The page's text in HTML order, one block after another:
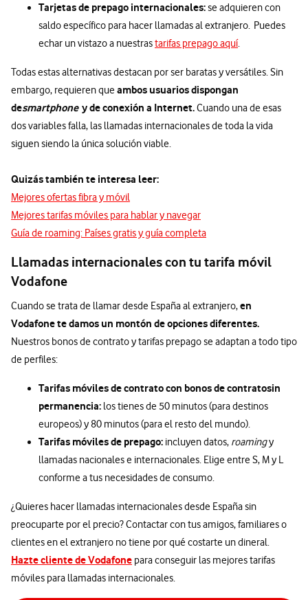
Tarjetas de prepago internacionales:se adquieren con
saldo específico para hacer llamadas al extranjero. Puedes
echar un vistazo a nuestrastarifas prepago aquí.
Todas estas alternativas destacan por ser baratas y versátiles. Sin
embargo, requieren queambos usuarios dispongan
desmartphone y de conexión a Internet.Cuando una de esas
dos variables falla, las llamadas internacionales de toda la vida
siguen siendo la única solución viable.
Quizás también te interesa leer:
Mejores ofertas fibra y móvil
Mejores tarifas móviles para hablar y navegar
Guía de roaming: Países gratis y guía completa
Llamadas internacionales con tu tarifa móvil
Vodafone
Cuando se trata de llamar desde España al extranjero,en
Vodafone te damos un montón de opciones diferentes.
Nuestros bonos de contrato y tarifas prepago se adaptan a todo tipo
de perfiles:
Tarifas móviles de contrato con bonos de contratosin
permanencia: los tienes de 50 minutos (para destinos
europeos) y 80 minutos (para el resto del mundo).
Tarifas móviles de prepago: incluyen datos, roamingy
llamadas nacionales e internacionales. Elige entre S, M y L
conforme a tus necesidades de consumo.
¿Quieres hacer llamadas internacionales desde España sin
preocuparte por el precio? Contactar con tus amigos, familiares o
clientes en el extranjero no tiene por qué costarte un dineral.
Hazte cliente de Vodafone para conseguir las mejores tarifas
móviles para llamadas internacionales.